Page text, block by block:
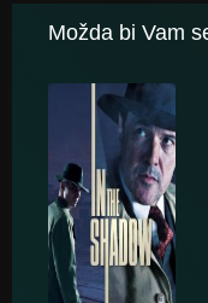
Možda bi Vam